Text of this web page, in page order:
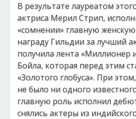
В результате лауреатом
актриса Мерил Стрип,
«сомнении» главную
награду Гильдии за лучший
получила лента «Миллионер
Бойла, которая перед этим
«Золотого глобуса». При
не было ни одного
главную роль исполнил
снялись актеры из